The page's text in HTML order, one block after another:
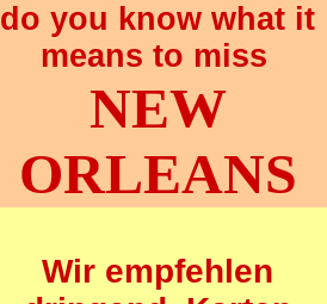
do you know what it
means to miss
NEW
ORLEANS
Wir empfehlen